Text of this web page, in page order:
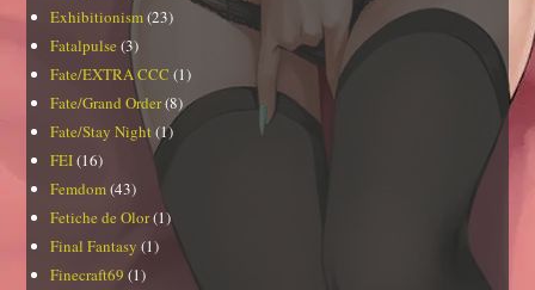
Exhibitionism(23)
Fatalpulse (3)
Fate/EXTRA CCC (1)
Fate/Grand Order(8)
Fate/Stay Night (1)
FEI(16)
Femdom(43)
Fetiche de Olor(1)
Final Fantasy (1)
Finecraft69 (1)